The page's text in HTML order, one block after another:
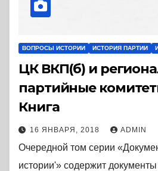
ВОПРОСЫ ИСТОРИИ ИСТОРИЯ ПАРТИИ
ЦК ВКП(б) и
партийные
Книга
16 ЯНВАРЯ, 2018 ADMIN
Очередной том серии
истории'» содержит